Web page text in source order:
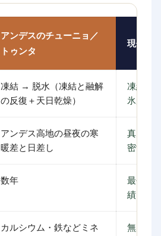
アンデスのチューニョ／
トゥンタ
現代の
凍結 → 脱水（凍結と融解
の反復＋天日乾燥）
凍結 →
氷が直
アンデス高地の昼夜の寒
暖差と日差し
真空凍
密制御
数年
最長30
績）
カルシウム・鉄などミネ
無加熱